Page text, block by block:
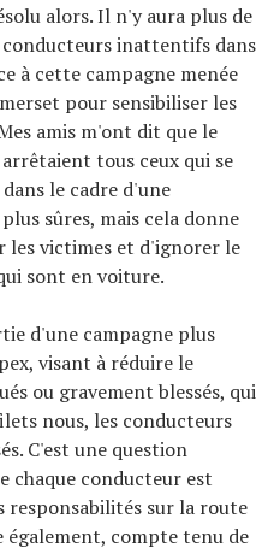
alors. Il n'y aura plus de
conducteurs inattentifs dans
à cette campagne menée
pour sensibiliser les
amis m'ont dit que le
tous ceux qui se
le cadre d'une
sûres, mais cela donne
les victimes et d'ignorer le
sont en voiture.
d'une campagne plus
visant à réduire le
ou gravement blessés, qui
nous, les conducteurs
C'est une question
chaque conducteur est
sur la route
également, compte tenu de